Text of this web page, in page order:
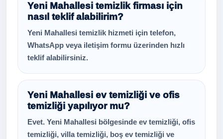
Yeni Mahallesi temizlik firması için
nasıl teklif alabilirim?
Yeni Mahallesi temizlik hizmeti için telefon,
WhatsApp veya iletişim formu üzerinden hızlı
teklif alabilirsiniz.
Yeni Mahallesi ev temizliği ve ofis
temizliği yapılıyor mu?
Evet. Yeni Mahallesi bölgesinde ev temizliği, ofis
temizliği, villa temizliği, boş ev temizliği ve